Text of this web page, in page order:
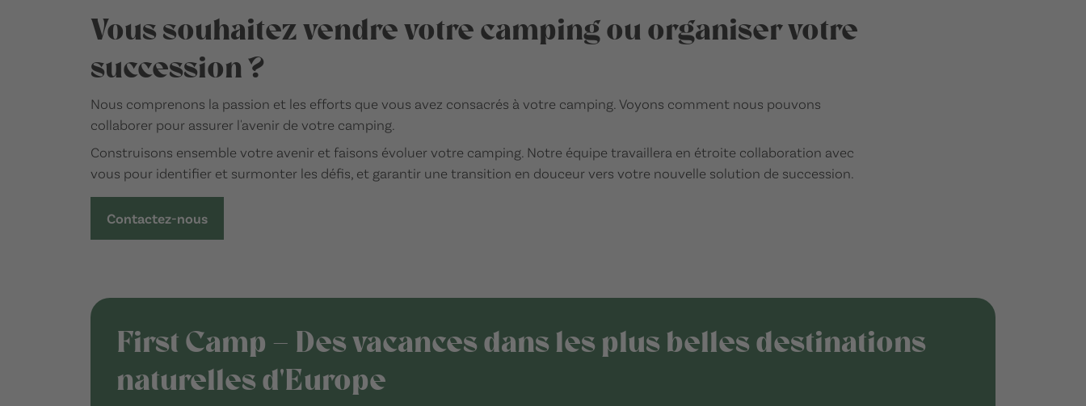
Vous souhaitez vendre votre camping ou organiser votre
succession ?
Nous comprenons la passion et les efforts que vous avez consacrés à votre camping. Voyons comment nous pouvons
collaborer pour assurer l'avenir de votre camping.
Construisons ensemble votre avenir et faisons évoluer votre camping. Notre équipe travaillera en étroite collaboration avec
vous pour identifier et surmonter les défis, et garantir une transition en douceur vers votre nouvelle solution de succession.
Contactez-nous
First Camp – Des vacances dans les plus belles destinations
naturelles d'Europe